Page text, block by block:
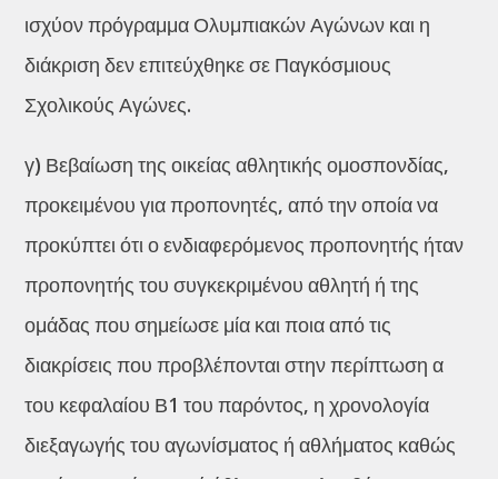
ισχύον πρόγραμμα Ολυμπιακών Αγώνων και η
διάκριση δεν επιτεύχθηκε σε Παγκόσμιους
Σχολικούς Αγώνες.
γ) Βεβαίωση της οικείας αθλητικής ομοσπονδίας,
προκειμένου για προπονητές, από την οποία να
προκύπτει ότι ο ενδιαφερόμενος προπονητής ήταν
προπονητής του συγκεκριμένου αθλητή ή της
ομάδας που σημείωσε μία και ποια από τις
διακρίσεις που προβλέπονται στην περίπτωση α
του κεφαλαίου Β1 του παρόντος, η χρονολογία
διεξαγωγής του αγωνίσματος ή αθλήματος καθώς